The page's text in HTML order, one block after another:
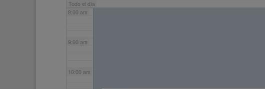
Todo el día
8:00 am
9:00 am
10:00 am